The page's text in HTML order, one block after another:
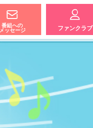
番組への
メッセージ
ファンクラブ